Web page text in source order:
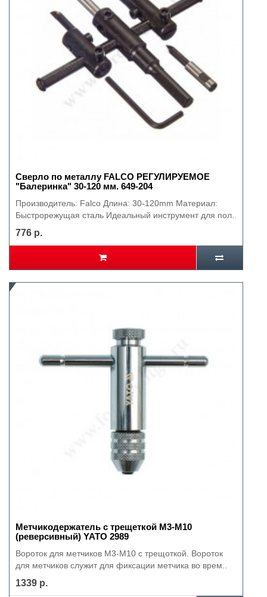
Сверло по металлу FALCO РЕГУЛИРУЕМОЕ
"Балеринка" 30-120 мм. 649-204
Производитель: Falco Длина: 30-120mm Материал:
Быстрорежущая сталь Идеальный инструмент для пол..
776 р.
Метчикодержатель с трещеткой М3-М10
(реверсивный) YATO 2989
Вороток для метчиков M3-M10 с трещоткой. Вороток
для метчиков служит для фиксации метчика во врем..
1339 р.